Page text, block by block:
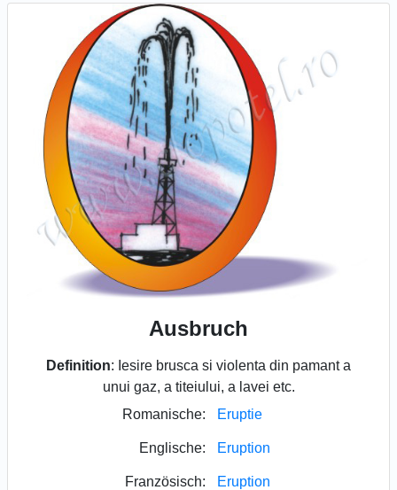
Ausbruch
Definition: Iesire brusca si violenta din pamant a
unui gaz, a titeiului, a lavei etc.
Romanische:
Eruptie
Englische: Eruption
Französisch: Eruption